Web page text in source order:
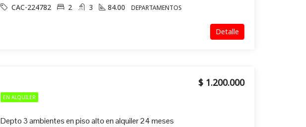
CAC-224782 2 3 84.00 DEPARTAMENTOS
Detalle
EN ALQUILER
Depto 3 ambientes en piso alto en alquiler 24 meses
$ 1.200.000